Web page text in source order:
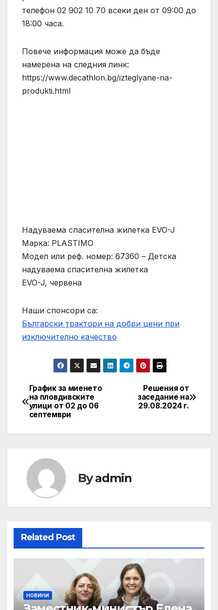
телефон 02 902 10 70 всеки ден от 09:00 до
18:00 часа.
Повече информация може да бъде
намерена на следния линк:
https://www.decathlon.bg/izteglyane-na-
produkti.html
Надуваема спасителна жилетка EVO-J
Марка: PLASTIMO
Модел или реф. номер: 67360 – Детска
надуваема спасителна жилетка
EVO-J, червена
Наши спонсори са:
Български трактори на добри цени при
изключително качество
Post
navigation
Решения от
заседание на
29.08.2024 г.
График за миенето
на пловдивските
улици от 02 до 06
септември
Byadmin
Related Post
НОВИНИ